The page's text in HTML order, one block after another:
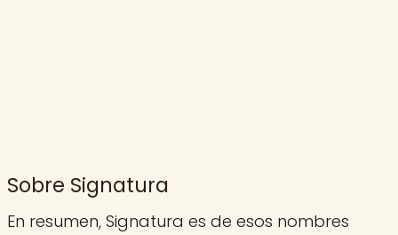
Sobre Signatura
En resumen, Signatura es de esos nombres